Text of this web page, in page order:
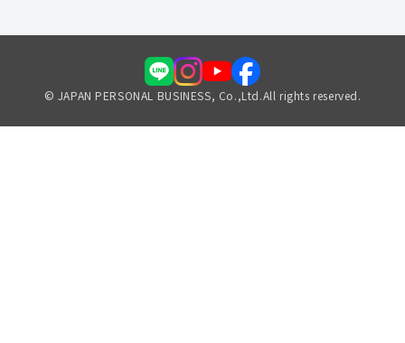
© JAPAN PERSONAL BUSINESS, Co.,Ltd.All rights reserved.